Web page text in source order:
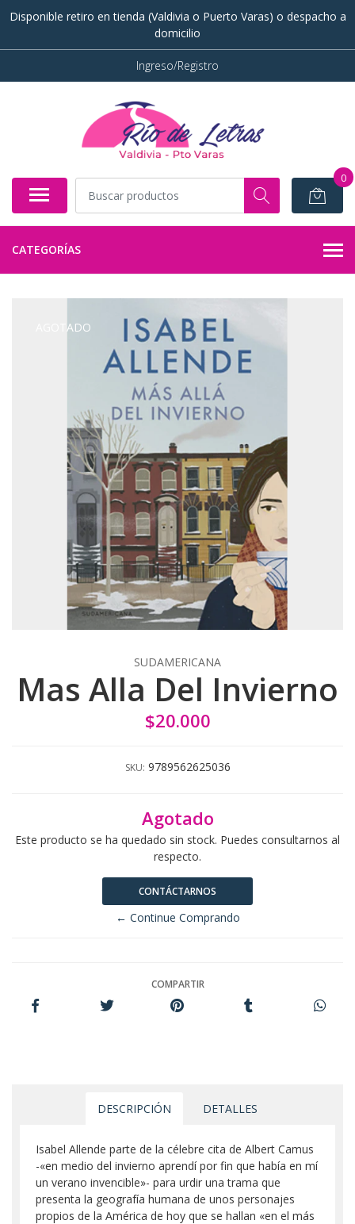
Disponible retiro en tienda (Valdivia o Puerto Varas) o despacho a
domicilio
Ingreso/Registro
0
CATEGORÍAS
AGOTADO
SUDAMERICANA
Mas Alla Del Invierno
$20.000
SKU: 9789562625036
Agotado
Este producto se ha quedado sin stock. Puedes consultarnos al
respecto.
CONTÁCTARNOS
← Continue Comprando
COMPARTIR
DESCRIPCIÓN DETALLES
Isabel Allende parte de la célebre cita de Albert Camus
-«en medio del invierno aprendí por fin que había en mí
un verano invencible»- para urdir una trama que
presenta la geografía humana de unos personajes
propios de la América de hoy que se hallan «en el más